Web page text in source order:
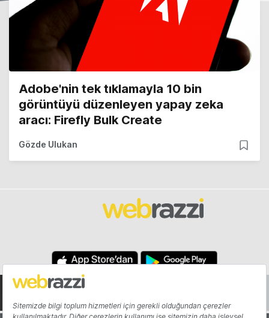
Adobe'nin tek tıklamayla 10 bin
görüntüyü düzenleyen yapay zeka
aracı: Firefly Bulk Create
Gözde Ulukan